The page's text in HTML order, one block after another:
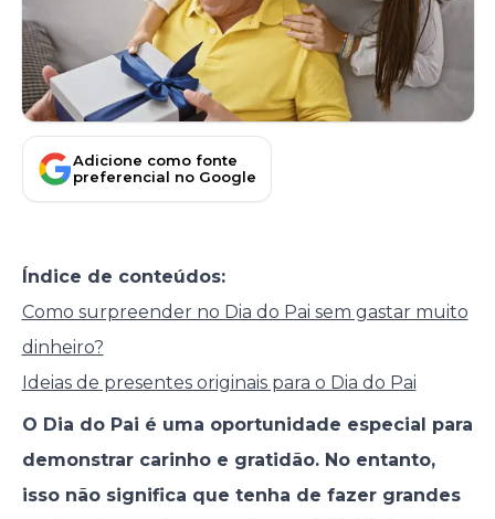
Adicione como fonte
preferencial no Google
Índice de conteúdos:
Como surpreender no Dia do Pai sem gastar muito
dinheiro?
Ideias de presentes originais para o Dia do Pai
O Dia do Pai é uma oportunidade especial para
demonstrar carinho e gratidão. No entanto,
isso não significa que tenha de fazer grandes